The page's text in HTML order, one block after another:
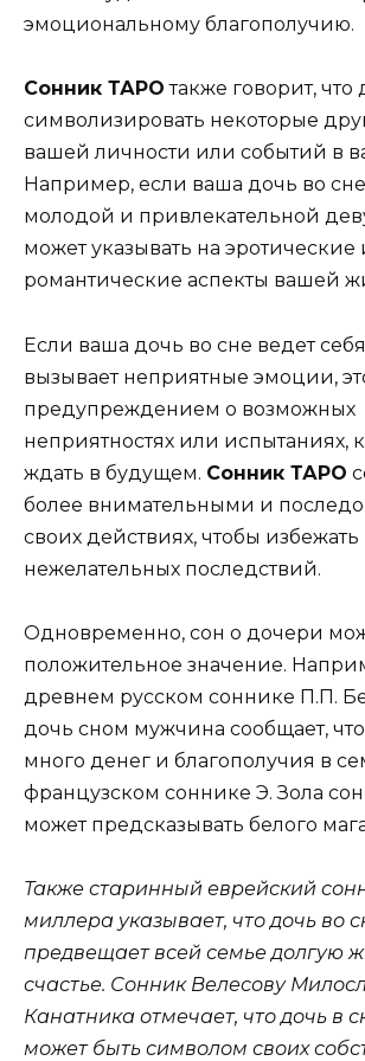
эмоциональному благополучию.
Сонник ТАРО также говорит,
символизировать некоторые
вашей личности или событий в
Например, если ваша дочь во сне
молодой и привлекательной
может указывать на эротические
романтические аспекты вашей
Если ваша дочь во сне ведет
вызывает неприятные эмоции,
предупреждением о возможных
неприятностях или испытаниях,
ждать в будущем. Сонник ТАРО
более внимательными и
своих действиях, чтобы избежать
нежелательных последствий.
Одновременно, сон о дочери
положительное значение.
древнем русском соннике П.П.
дочь сном мужчина сообщает,
много денег и благополучия в
французском соннике Э. Зола
может предсказывать белого
Также старинный еврейский
миллера указывает, что дочь во
предвещает всей семье долгую
счастье. Сонник Велесову
Канатника отмечает, что дочь в
может быть символом своих